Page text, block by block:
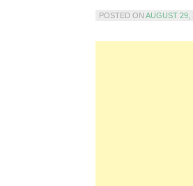
POSTED ON AUGUST 29,